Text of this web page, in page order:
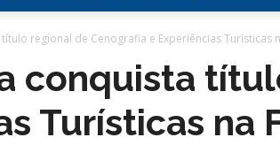
regional de Cenografia e Experiências Turísticas
conquista
Turísticas na